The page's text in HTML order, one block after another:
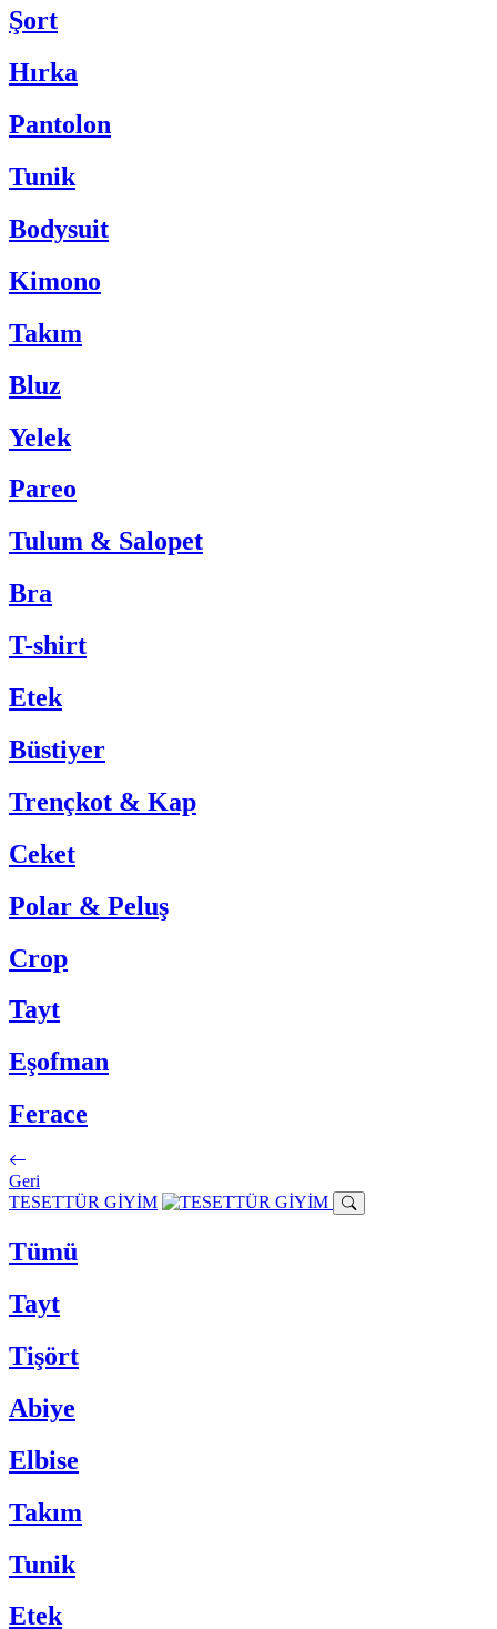
Şort
Hırka
Pantolon
Tunik
Bodysuit
Kimono
Takım
Bluz
Yelek
Pareo
Tulum & Salopet
Bra
T-shirt
Etek
Büstiyer
Trençkot & Kap
Ceket
Polar & Peluş
Crop
Tayt
Eşofman
Ferace
Geri
TESETTÜR GİYİM
Tümü
Tayt
Tişört
Abiye
Elbise
Takım
Tunik
Etek